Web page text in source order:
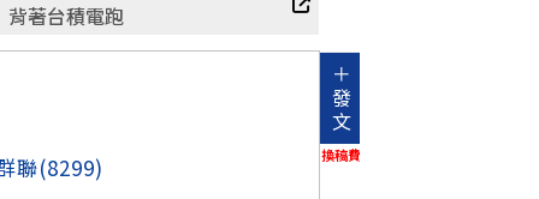
背著台積電跑
＋
發
文
換稿費
聯(8299)